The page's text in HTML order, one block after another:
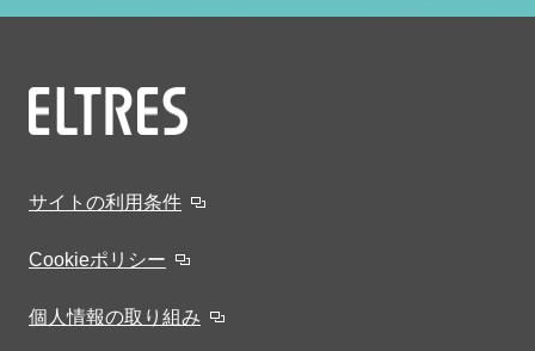
サイトの利用条件
Cookieポリシー
個人情報の取り組み